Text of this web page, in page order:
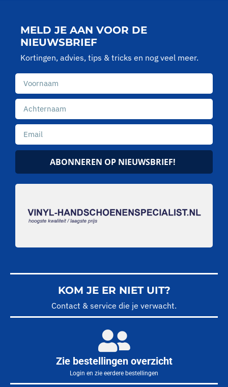
MELD JE AAN VOOR DE
NIEUWSBRIEF
Kortingen, advies, tips & tricks en nog veel meer.
ABONNEREN OP NIEUWSBRIEF!
KOM JE ER NIET UIT?
Contact & service die je verwacht.
Zie bestellingen overzicht
Login en zie eerdere bestellingen